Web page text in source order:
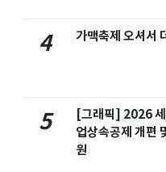
4 가맥축제 오셔서
5
[그래픽] 2026
업상속공제 개편
원